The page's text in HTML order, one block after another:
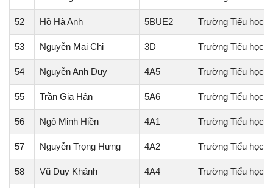
52 Hồ Hà Anh 5BUE2 Trường Tiểu học
53 Nguyễn Mai Chi 3D Trường Tiểu học
54 Nguyễn Anh Duy 4A5 Trường Tiểu học
55 Trần Gia Hân 5A6 Trường Tiểu học
56 Ngô Minh Hiền 4A1 Trường Tiểu học
57 Nguyễn Trọng Hưng 4A2 Trường Tiểu học
58 Vũ Duy Khánh 4A4 Trường Tiểu học